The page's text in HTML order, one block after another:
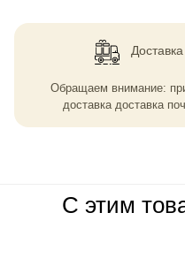
Доставка
Обращаем внимание:
доставка доставка
С этим